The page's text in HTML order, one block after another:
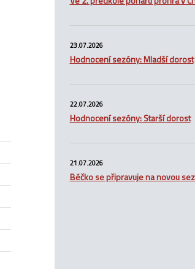
23.07.2026
Hodnocení sezóny: Mladší dorost
22.07.2026
Hodnocení sezóny: Starší dorost
21.07.2026
Béčko se připravuje na novou